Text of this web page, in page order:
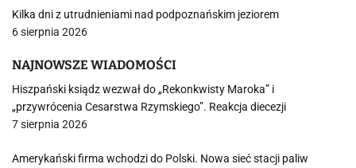
Kilka dni z utrudnieniami nad podpoznańskim jeziorem
6 sierpnia 2026
NAJNOWSZE WIADOMOŚCI
Hiszpański ksiądz wezwał do „Rekonkwisty Maroka” i
„przywrócenia Cesarstwa Rzymskiego”. Reakcja diecezji
7 sierpnia 2026
Amerykański firma wchodzi do Polski. Nowa sieć stacji paliw